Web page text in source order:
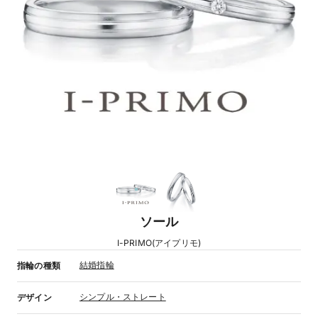
ソール
I-PRIMO(アイプリモ)
指輪の種類 結婚指輪
デザイン シンプル・ストレート